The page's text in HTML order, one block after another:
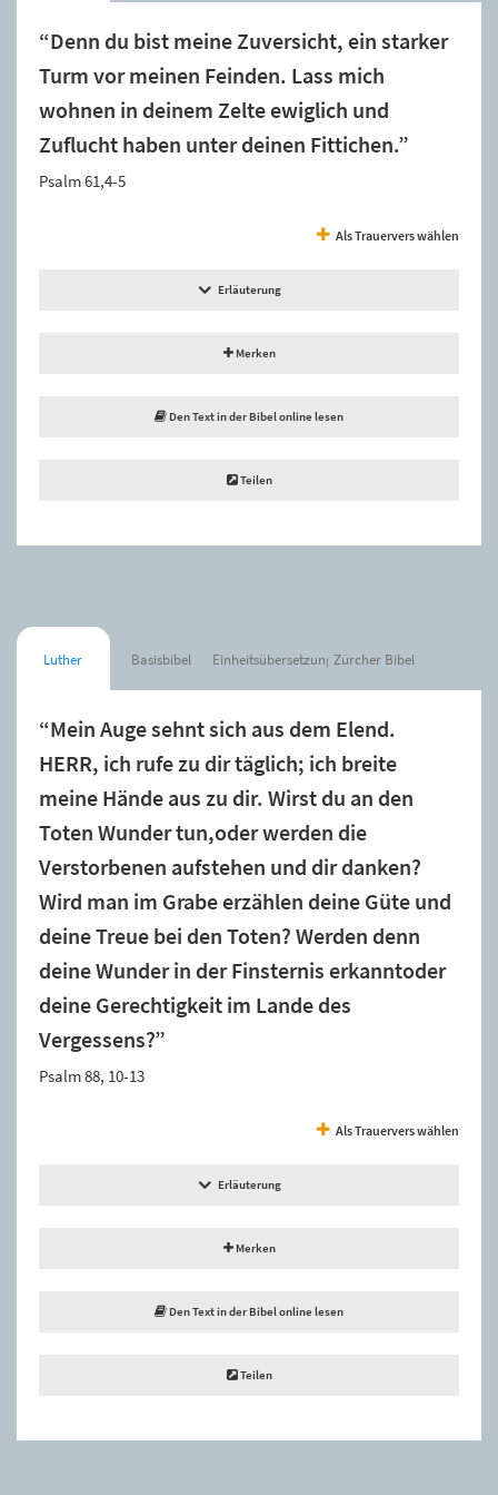
“Denn du bist meine Zuversicht, ein starker
Turm vor meinen Feinden. Lass mich
wohnen in deinem Zelte ewiglich und
Zuflucht haben unter deinen Fittichen.”
Psalm 61,4-5
Als Trauervers wählen
Erläuterung
Merken
Den Text in der Bibel online lesen
Teilen
Luther Basisbibel Einheitsübersetzung Zürcher Bibel
“Mein Auge sehnt sich aus dem Elend.
HERR, ich rufe zu dir täglich; ich breite
meine Hände aus zu dir. Wirst du an den
Toten Wunder tun,oder werden die
Verstorbenen aufstehen und dir danken?
Wird man im Grabe erzählen deine Güte und
deine Treue bei den Toten? Werden denn
deine Wunder in der Finsternis erkanntoder
deine Gerechtigkeit im Lande des
Vergessens?”
Psalm 88, 10-13
Als Trauervers wählen
Erläuterung
Merken
Den Text in der Bibel online lesen
Teilen